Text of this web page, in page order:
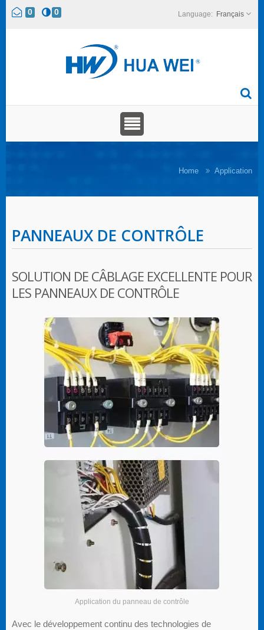
0 0 Français
Home Application
PANNEAUX DE CONTRÔLE
SOLUTION DE CÂBLAGE EXCELLENTE POUR
LES PANNEAUX DE CONTRÔLE
Application du panneau de contrôle
Avec le développement continu des technologies de